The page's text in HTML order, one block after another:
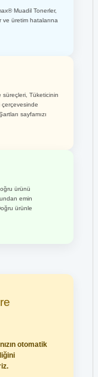
Muadil Tonerler,
ve üretim hatalarına
süreçleri, Tüketicinin
çerçevesinde
sayfamızı
ürünü
emin
ürünle
otomatik